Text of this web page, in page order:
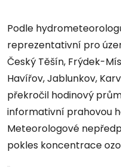
Podle
reprezentativní pro
Český Těšín, Frýdek-
Havířov, Jablunkov,
překročil hodinový
informativní prahovou
Meteorologové
pokles koncentrace